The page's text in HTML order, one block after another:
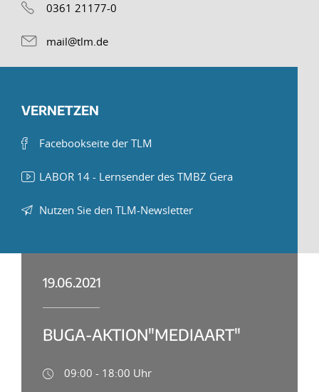
0361 21177-0
mail@tlm.de
VERNETZEN
Facebookseite der TLM
LABOR 14 - Lernsender des TMBZ Gera
Nutzen Sie den TLM-Newsletter
19.06.2021
BUGA-AKTION"MEDIAART"
09:00 - 18:00 Uhr